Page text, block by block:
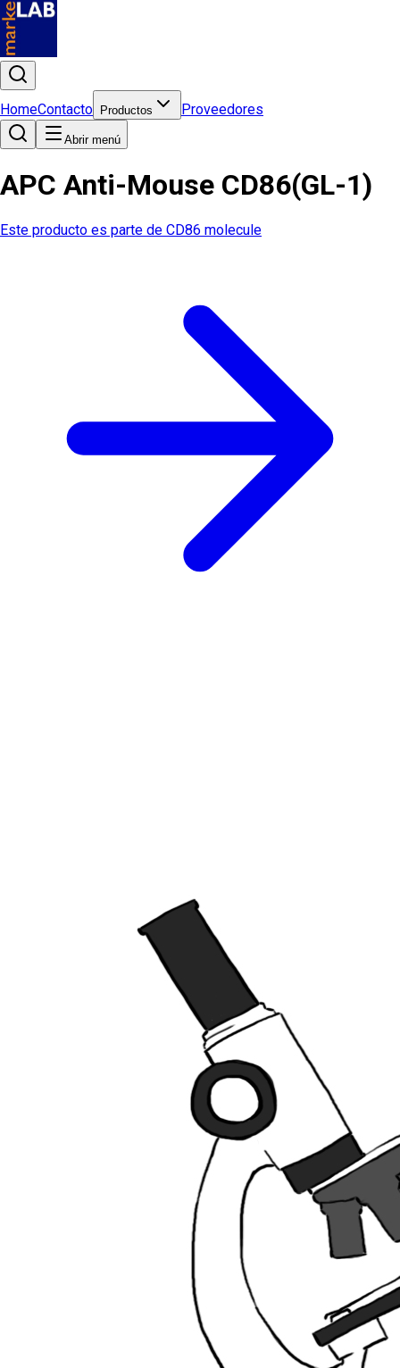
HomeContacto Productos Proveedores
Abrir menú
APC Anti-Mouse CD86(GL-1)
Este producto es parte de CD86 molecule